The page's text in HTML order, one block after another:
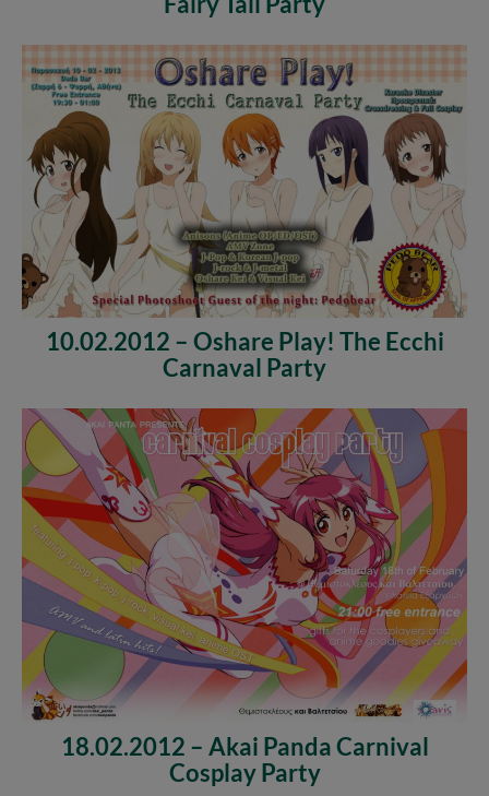
10.02.2012 – Oshare Play! The Ecchi
Carnaval Party
18.02.2012 – Akai Panda Carnival
Cosplay Party